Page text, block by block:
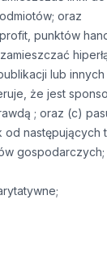
oraz
punktów
lub
że jest
; oraz (c)
następujących
gospodarczych;